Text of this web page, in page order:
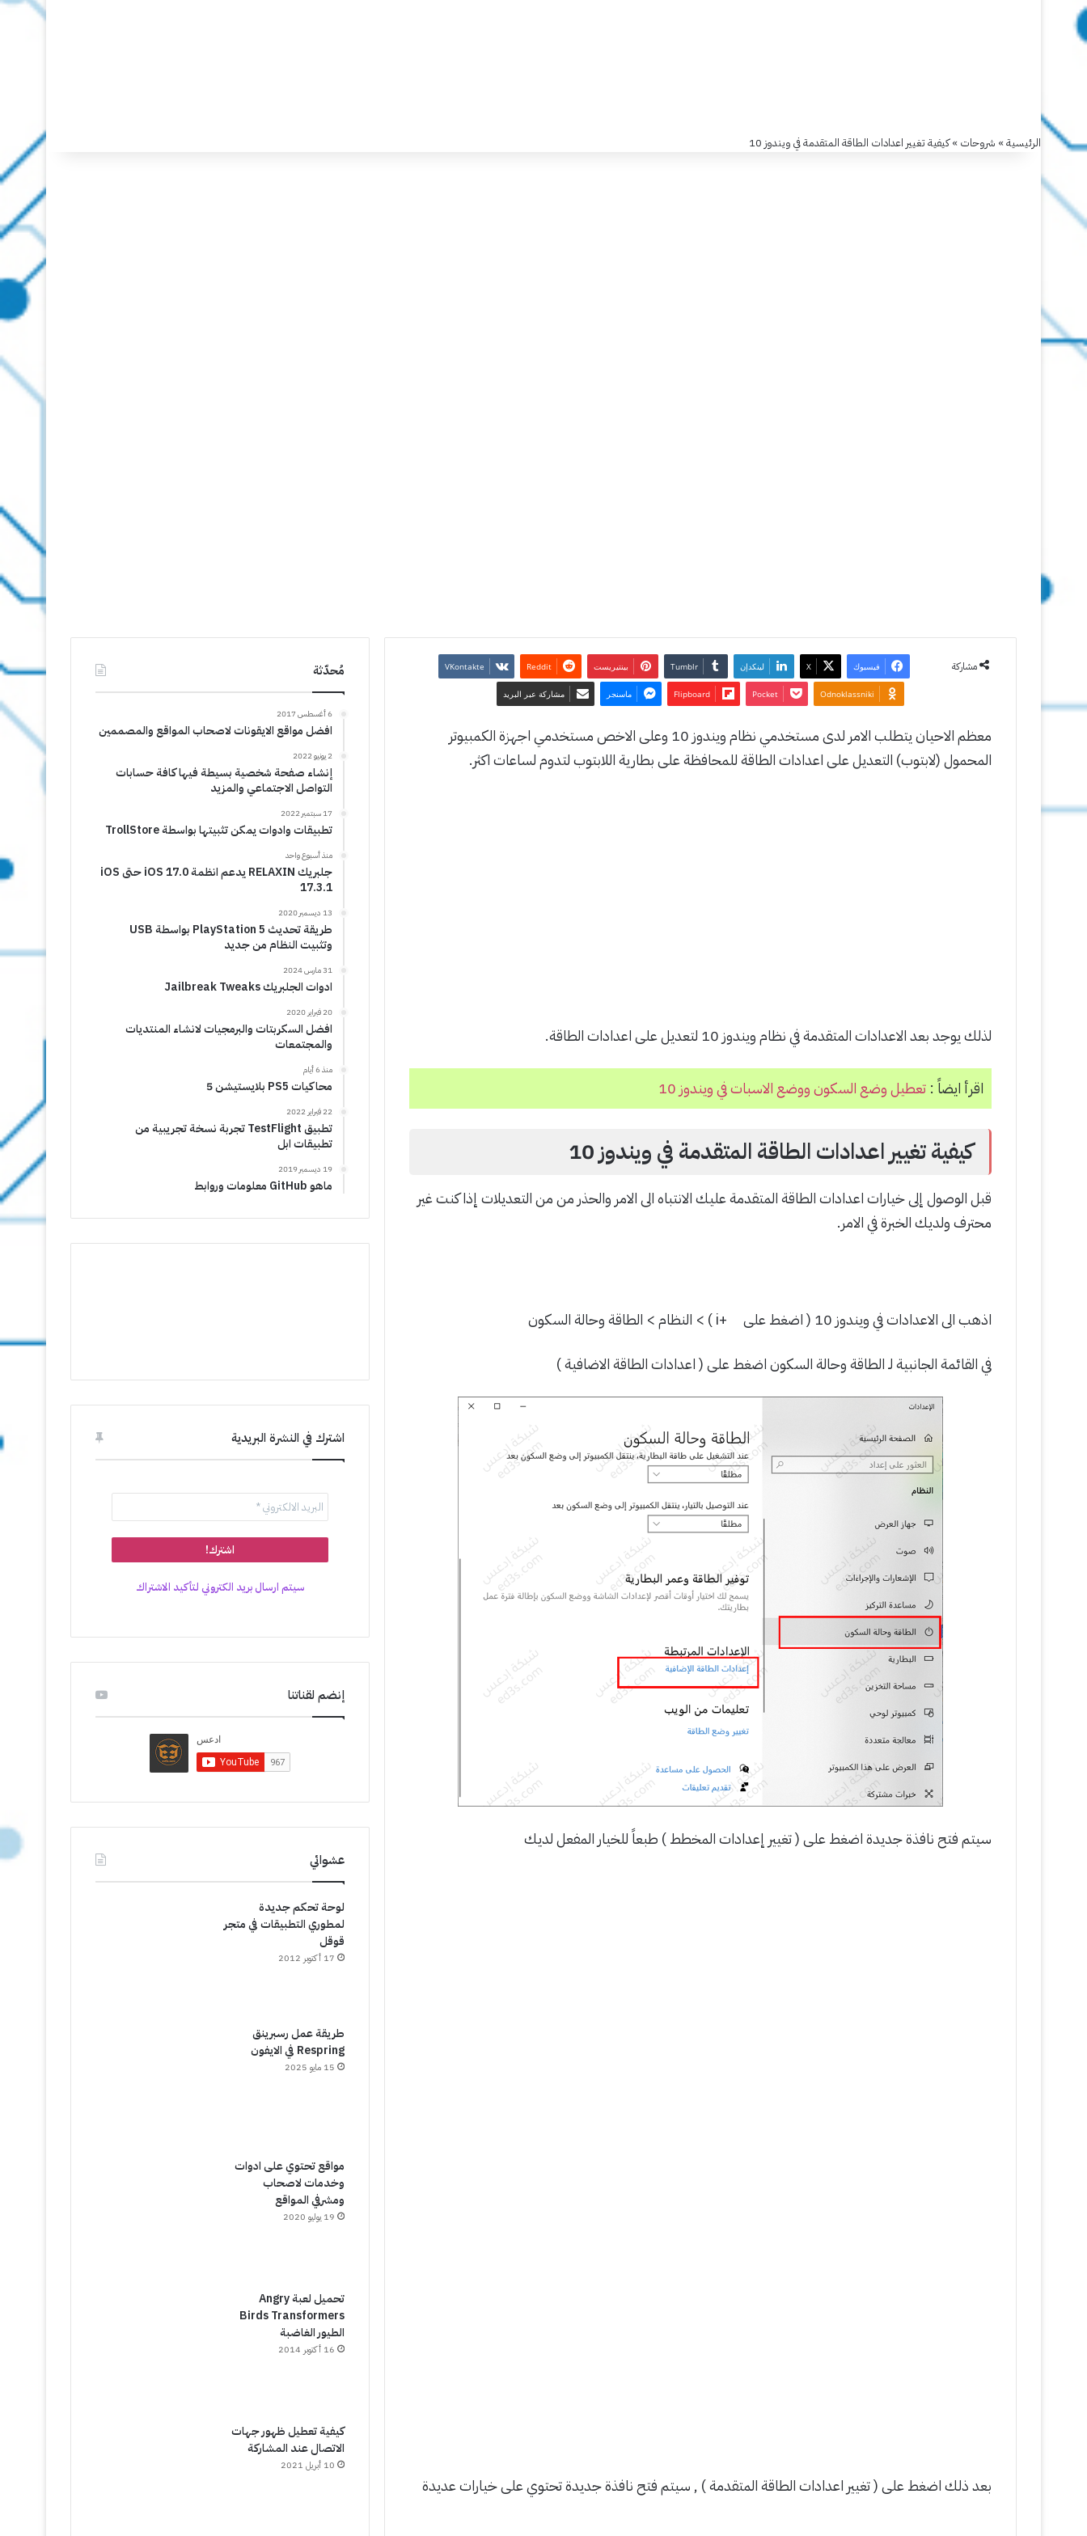
الرئيسية» شروحات »كيفية تغيير اعدادات الطاقة المتقدمة في ويندوز 10
تغيير
مشاركة فيسبوك ‫X لينكدإن ‏Tumblr بينتيريست ‏Reddit
Odnoklassniki
‫Pocket
Flipboard ماسنجر مشاركة عبر البريد
معظم الاحيان يتطلب الامر لدى مستخدمي نظام ويندوز 10 وعلى الاخص مستخدمي اجهزة الكمبيوتر
المحمول (لابتوب) التعديل على اعدادات الطاقة للمحافظة على بطارية اللابتوب لتدوم لساعات اكثر.
لذلك يوجد بعد الاعدادات المتقدمة في نظام ويندوز 10 لتعديل على اعدادات الطاقة.
اقرأ ايضاً : تعطيل وضع السكون ووضع الاسبات في ويندوز 10
كيفية تغيير اعدادات الطاقة المتقدمة في ويندوز 10
قبل الوصول إلى خيارات اعدادات الطاقة المتقدمة عليك الانتباه الى الامر والحذر من من التعديلات إذا كنت غير
محترف ولديك الخبرة في الامر.
اذهب الى الاعدادات في ويندوز 10 ( اضغط على +i ) > النظام > الطاقة وحالة السكون
في القائمة الجانبية لـ الطاقة وحالة السكون اضغط على ( اعدادات الطاقة الاضافية )
سيتم فتح نافذة جديدة اضغط على ( تغيير إعدادات المخطط ) طبعاً للخيار المفعل لديك
بعد ذلك اضغط على ( تغيير اعدادات الطاقة المتقدمة ) , سيتم فتح نافذة جديدة تحتوي على خيارات عديدة
مُحدّثة
6 أغسطس 2017
افضل مواقع الايقونات لاصحاب المواقع والمصممين
2 يونيو 2022
إنشاء صفحة شخصية بسيطة فيها كافة حسابات
التواصل الاجتماعي والمزيد
17 سبتمبر 2022
تطبيقات وادوات يمكن تثبيتها بواسطة TrollStore
منذ أسبوع واحد
جلبريك RELAXIN يدعم انظمة iOS 17.0 حتى iOS
17.3.1
13 ديسمبر 2020
طريقة تحديث PlayStation 5 بواسطة USB
وتثبيت النظام من جديد
31 مارس 2024
ادوات الجلبريك Jailbreak Tweaks
20 فبراير 2020
افضل السكربتات والبرمجيات لانشاء المنتديات
والمجتمعات
منذ 6 أيام
محاكيات PS5 بلايستيشن 5
22 فبراير 2022
تطبيق TestFlight تجربة نسخة تجريبية من
تطبيقات ابل
19 ديسمبر 2019
ماهو GitHub معلومات وروابط
اشترك في النشرة البريدية
سيتم ارسال بريد الكتروني لتأكيد الاشتراك
إنضم لقناتنا
عشوائي
لوحة تحكم جديدة
لمطوري التطبيقات في متجر
قوقل
17 أكتوبر 2012
طريقة عمل رسبرينق
Respring في الايفون
15 مايو 2025
مواقع تحتوي على ادوات
وخدمات لاصحاب
ومشرفي المواقع
19 يوليو 2020
تحميل لعبة Angry
Birds Transformers
الطيور الغاضبة
16 أكتوبر 2014
كيفية تعطيل ظهور جهات
الاتصال عند المشاركة
10 أبريل 2021